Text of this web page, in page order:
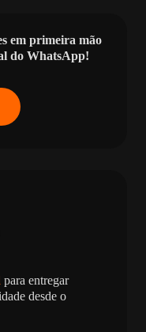
em primeira mão
do WhatsApp!
para entregar
desde o